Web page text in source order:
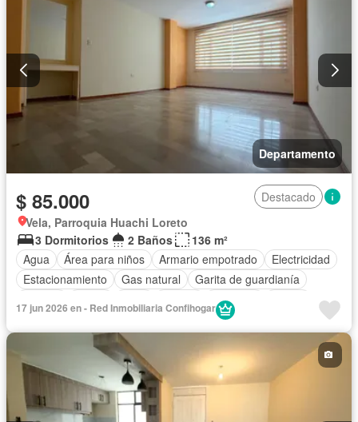
Sin amoblar
Departamento
$ 85.000
Destacado
Vela, Parroquia Huachi Loreto
3 Dormitorios
2 Baños
136 m²
Agua
Área para niños Armario empotrado
Electricidad
Estacionamiento
Gas natural
Garita de guardianía
Conserje
Seguridad
Vista panorámica
17 jun 2026 en - Red Inmobiliaria Confihogar